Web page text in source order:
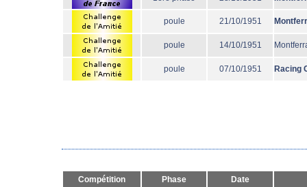
poule 21/10/1951
poule 14/10/1951
poule 07/10/1951 Racing
Compétition Phase Date